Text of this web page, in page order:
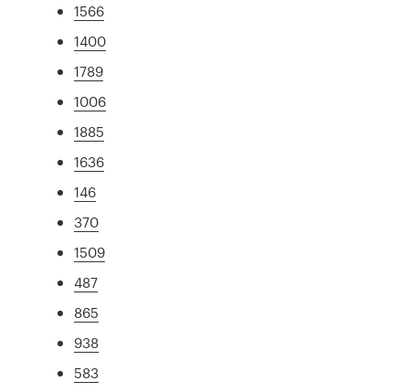
1566
1400
1789
1006
1885
1636
146
370
1509
487
865
938
583